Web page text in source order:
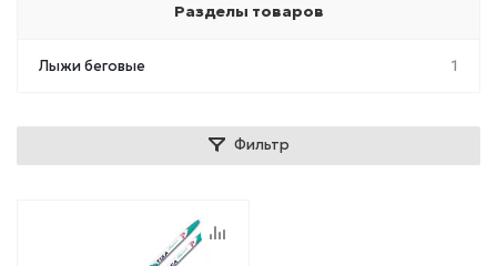
Разделы товаров
Лыжи беговые 1
Фильтр